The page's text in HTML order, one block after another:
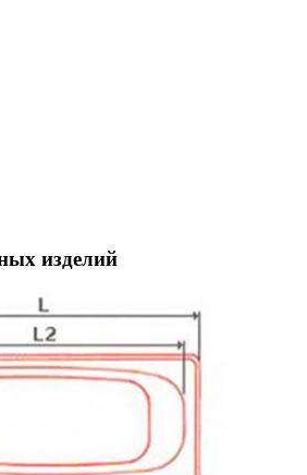
изделий